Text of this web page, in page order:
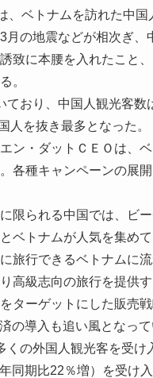
、ベトナムを訪れた中
月の地震などが相次ぎ
致に本腰を入れたこと
。
おり、中国人観光客
人を抜き最多となった。
ン・ダットＣＥＯは、
各種キャンペーンの展
限られる中国では、ビ
ベトナムが人気を集め
旅行できるベトナムに
高級志向の旅行を提供
ターゲットにした販売
の導入も追い風となって
の外国人観光客を受け
同期比22％増）を受け